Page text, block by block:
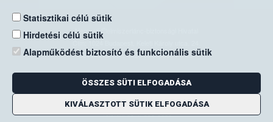
Statisztikai célú sütik
Hirdetési célú sütik
Alapműködést biztosító és funkcionális sütik
ÖSSZES SÜTI ELFOGADÁSA
KIVÁLASZTOTT SÜTIK ELFOGADÁSA
Nemzeti Élelmiszerlánc-biztonsági Hivatal
Levelezési cím: 1525 Budapest. Pf. 30.
E-mail:ugyfelszolgalat@nebih.gov.hu
Zöld szám: 06-80/263-244
Telefon: 06-1/ 336-9000